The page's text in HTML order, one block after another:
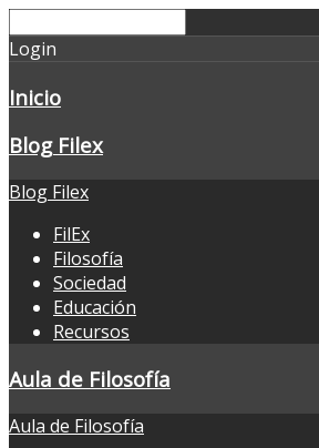
Login
Inicio
Blog Filex
Blog Filex
FilEx
Filosofía
Sociedad
Educación
Recursos
Aula de Filosofía
Aula de Filosofía